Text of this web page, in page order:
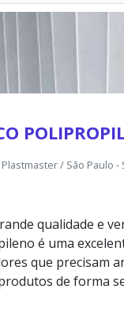
Plastmaster / São Paulo -
qualidade e
é uma
que precisam
de forma